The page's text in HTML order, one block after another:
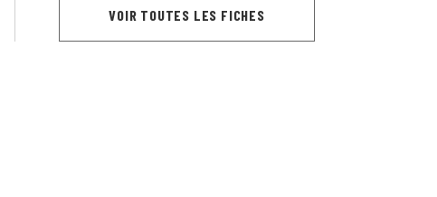
VOIR TOUTES LES FICHES